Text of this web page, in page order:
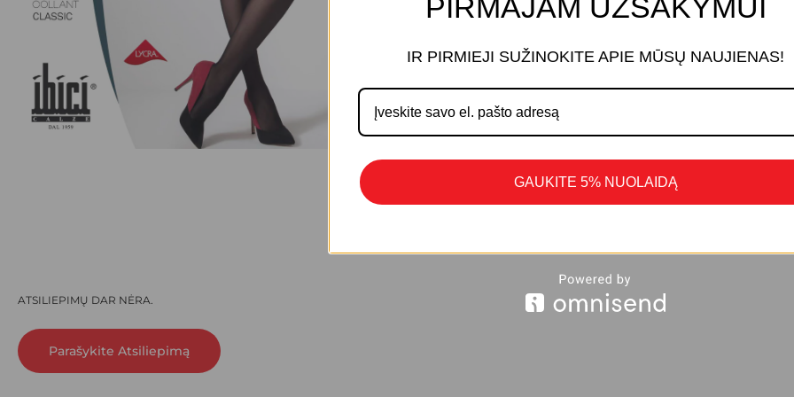
ATSILIEPIMŲ DAR NĖRA.
Parašykite Atsiliepimą
IR PIRMIEJI SUŽINOKITE APIE MŪSŲ NAUJIENAS!
GAUKITE 5% NUOLAIDĄ